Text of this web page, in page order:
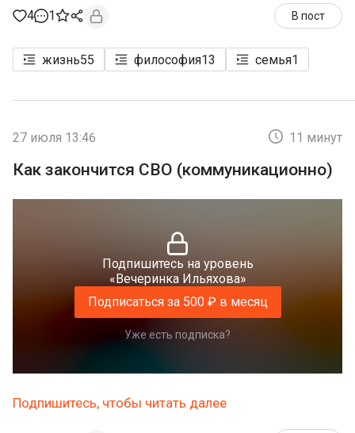
4 1 В пост
жизнь55 философия13 семья1
27 июля 13:46 11 минут
Как закончится СВО (коммуникационно)
Подпишитесь на уровень
«Вечеринка Ильяхова»
Подписаться за 500 ₽ в месяц
Уже есть подписка?
Подпишитесь, чтобы читать далее